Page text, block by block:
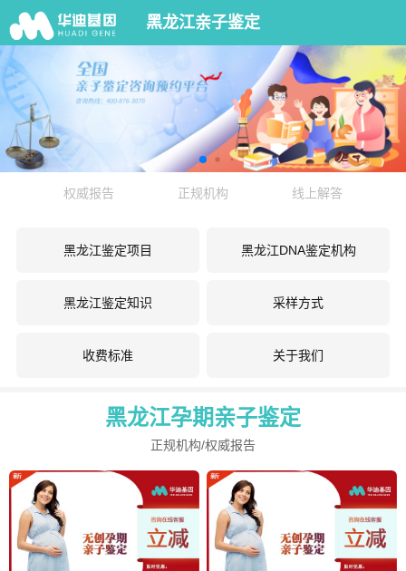
黑龙江亲子鉴定
权威报告 正规机构 线上解答
黑龙江鉴定项目 黑龙江DNA鉴定机构
黑龙江鉴定知识 采样方式
收费标准 关于我们
黑龙江孕期亲子鉴定
正规机构/权威报告